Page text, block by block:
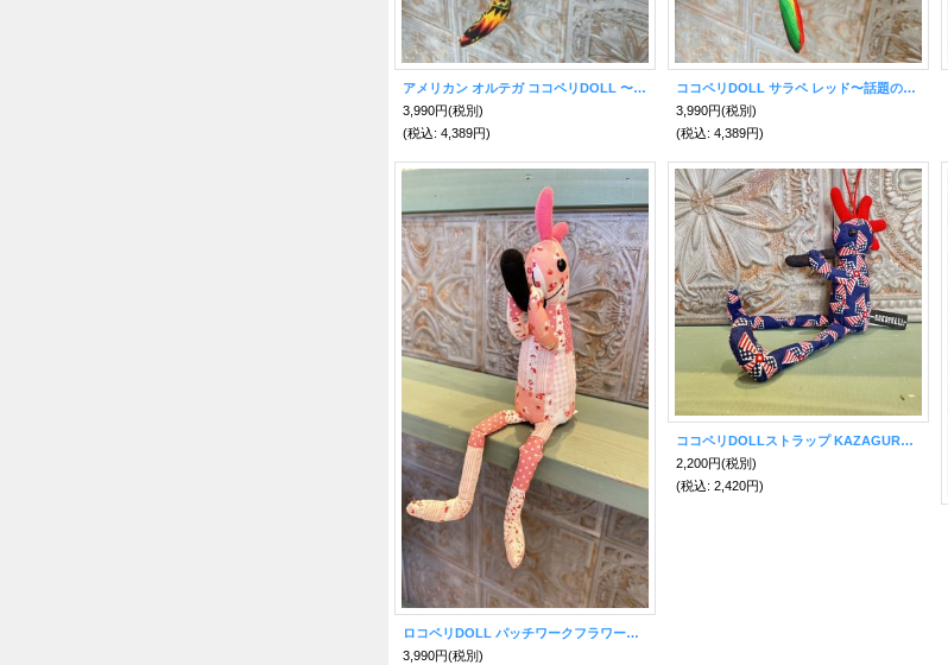
アメリカン オルテガ ココペリDOLL 〜話題の幸せを呼ぶ精霊〜
3,990円(税別)
(税込: 4,389円)
ココペリDOLL サラペ レッド〜話題の幸せを呼ぶ精霊〜
3,990円(税別)
(税込: 4,389円)
ロコペリDOLL パッチワークフラワー〜話題の幸せを呼ぶ精霊〜
3,990円(税別)
ココペリDOLLストラップ KAZAGURUMA 〜話題の幸せを呼ぶ精霊〜
2,200円(税別)
(税込: 2,420円)